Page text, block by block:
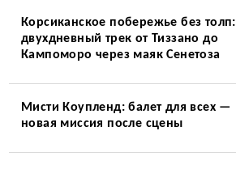
Корсиканское побережье без толп:
двухдневный трек от Тиззано до
Кампоморо через маяк Сенетоза
Мисти Коупленд: балет для всех —
новая миссия после сцены